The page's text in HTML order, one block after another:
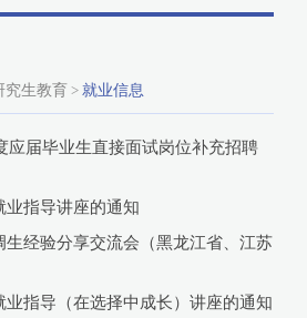
究生教育 > 就业信息
应届毕业生直接面试岗位补充招聘
业指导讲座的通知
生经验分享交流会（黑龙江省、江苏
业指导（在选择中成长）讲座的通知